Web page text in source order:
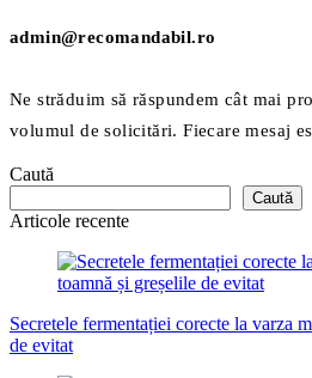
admin@recomandabil.ro
Ne străduim să răspundem cât mai
volumul de solicitări. Fiecare mesaj
Caută
Caută
Articole recente
Secretele fermentației corecte la varza
de evitat